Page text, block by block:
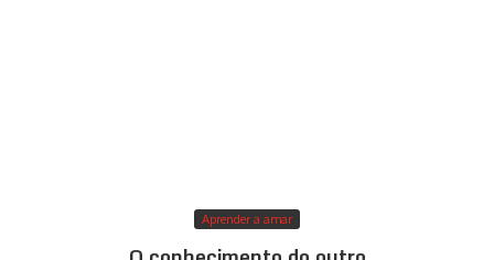
Aprender a amar